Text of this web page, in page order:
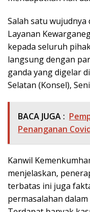
Salah satu
Layanan
kepada seluruh
langsung dengan
ganda yang digelar
Selatan (Konsel),
BACA JUGA :
Penanganan
Kanwil
menjelaskan,
terbatas ini juga
permasalahan